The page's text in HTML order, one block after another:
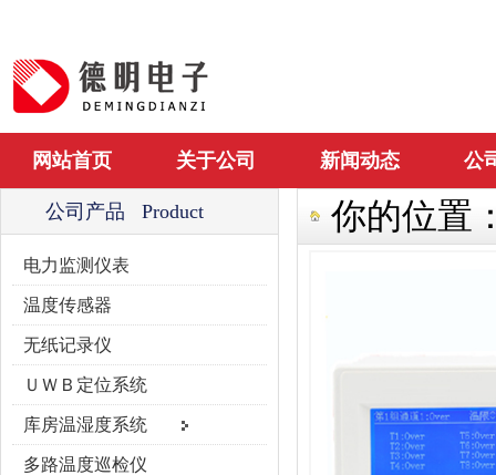
网站首页 关于公司 新闻动态 公
公司产品 Product
电力监测仪表
温度传感器
无纸记录仪
ＵＷＢ定位系统
库房温湿度系统
多路温度巡检仪
你的位置